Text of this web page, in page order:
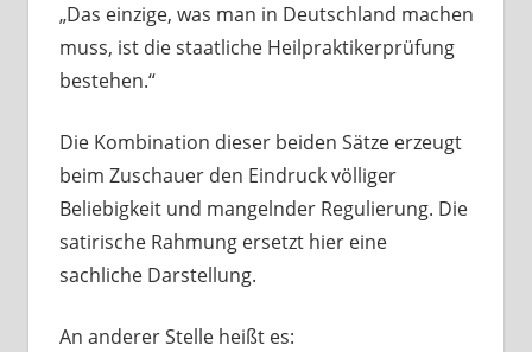
„Das einzige, was man in Deutschland machen
muss, ist die staatliche Heilpraktikerprüfung
bestehen.“
Die Kombination dieser beiden Sätze erzeugt
beim Zuschauer den Eindruck völliger
Beliebigkeit und mangelnder Regulierung. Die
satirische Rahmung ersetzt hier eine
sachliche Darstellung.
An anderer Stelle heißt es: